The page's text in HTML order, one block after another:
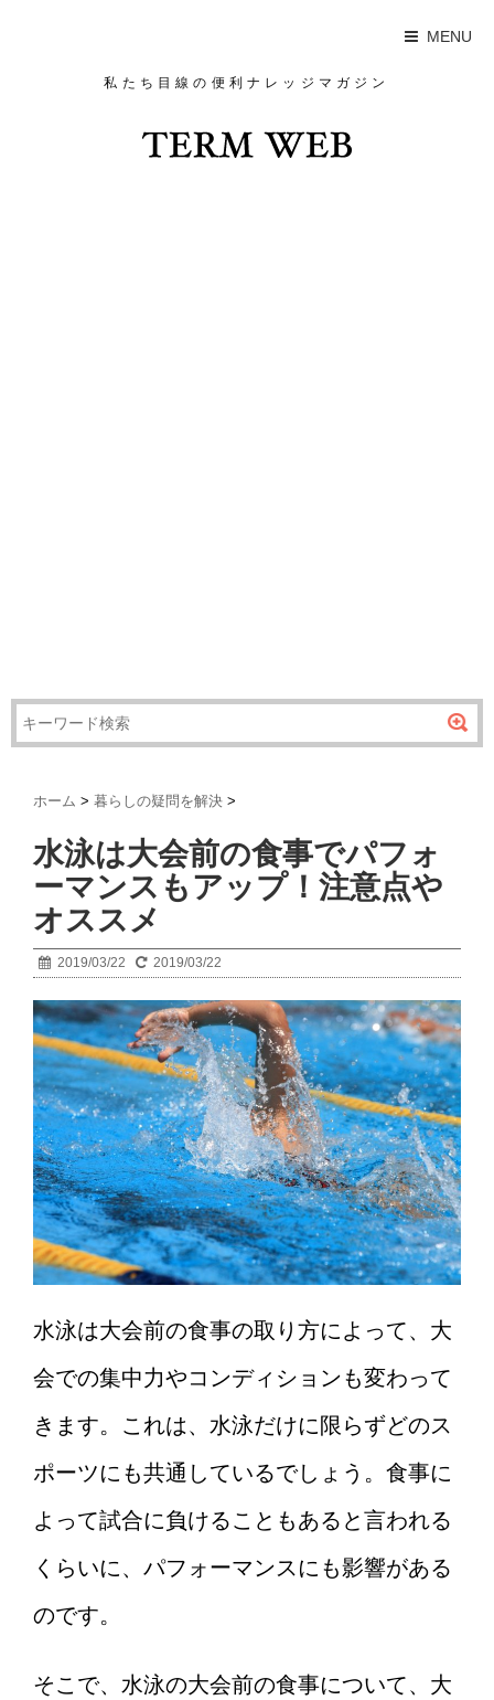
MENU
私たち目線の便利ナレッジマガジン
ホーム > 暮らしの疑問を解決 >
水泳は大会前の食事でパフォ
ーマンスもアップ！注意点や
オススメ
2019/03/22 2019/03/22
水泳は大会前の食事の取り方によって、大
会での集中力やコンディションも変わって
きます。これは、水泳だけに限らずどのス
ポーツにも共通しているでしょう。食事に
よって試合に負けることもあると言われる
くらいに、パフォーマンスにも影響がある
のです。
そこで、水泳の大会前の食事について、大